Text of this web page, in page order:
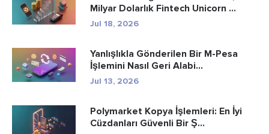
Milyar Dolarlık Fintech Unicorn ...
Jul 18, 2026
Yanlışlıkla Gönderilen Bir M-Pesa
İşlemini Nasıl Geri Alabi...
Jul 13, 2026
Polymarket Kopya İşlemleri: En İyi
Cüzdanları Güvenli Bir Ş...